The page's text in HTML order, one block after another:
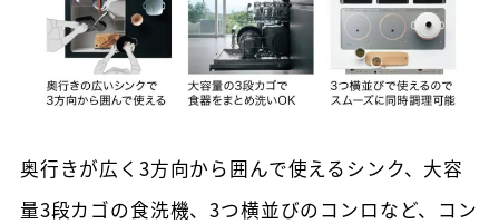
奥行きが広く3方向から囲んで使えるシンク、大容
量3段カゴの食洗機、3つ横並びのコンロなど、コン